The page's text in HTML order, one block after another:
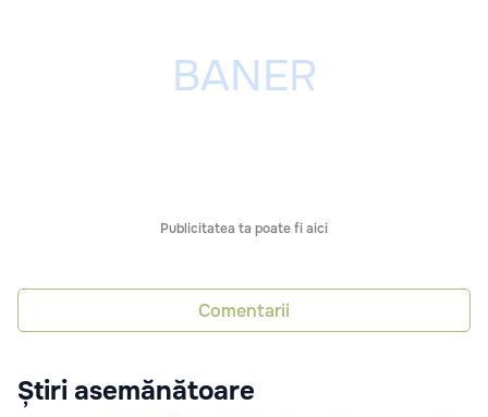
Publicitatea ta poate fi aici
Comentarii
Știri asemănătoare